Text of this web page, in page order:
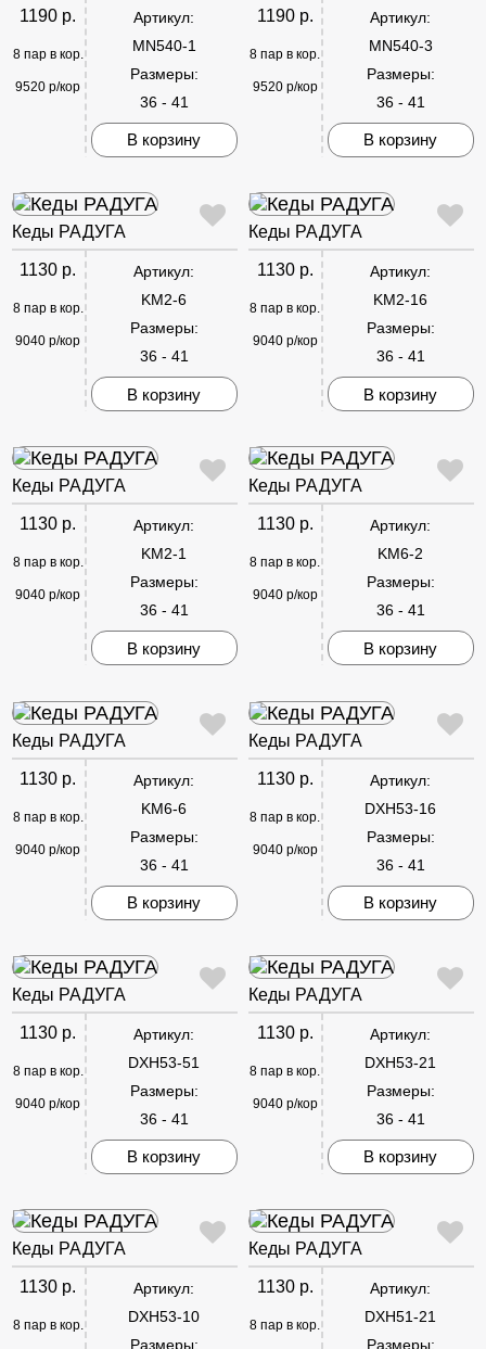
1190 р.
8 пар в кор.
9520 р/кор
Артикул:
MN540-1
Размеры:
36 - 41
В корзину
1190 р.
8 пар в кор.
9520 р/кор
Артикул:
MN540-3
Размеры:
36 - 41
В корзину
Кеды РАДУГА
1130 р.
8 пар в кор.
9040 р/кор
Артикул:
KM2-6
Размеры:
36 - 41
В корзину
Кеды РАДУГА
1130 р.
8 пар в кор.
9040 р/кор
Артикул:
KM2-16
Размеры:
36 - 41
В корзину
Кеды РАДУГА
1130 р.
8 пар в кор.
9040 р/кор
Артикул:
KM2-1
Размеры:
36 - 41
В корзину
Кеды РАДУГА
1130 р.
8 пар в кор.
9040 р/кор
Артикул:
KM6-2
Размеры:
36 - 41
В корзину
Кеды РАДУГА
1130 р.
8 пар в кор.
9040 р/кор
Артикул:
KM6-6
Размеры:
36 - 41
В корзину
Кеды РАДУГА
1130 р.
8 пар в кор.
9040 р/кор
Артикул:
DXH53-16
Размеры:
36 - 41
В корзину
Кеды РАДУГА
1130 р.
8 пар в кор.
9040 р/кор
Артикул:
DXH53-51
Размеры:
36 - 41
В корзину
Кеды РАДУГА
1130 р.
8 пар в кор.
9040 р/кор
Артикул:
DXH53-21
Размеры:
36 - 41
В корзину
Кеды РАДУГА
1130 р.
8 пар в кор.
Артикул:
DXH53-10
Размеры:
Кеды РАДУГА
1130 р.
8 пар в кор.
Артикул:
DXH51-21
Размеры: